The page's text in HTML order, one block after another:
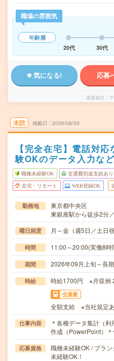
職場の雰囲気
年齢層
20代
30代
気になる! 応募
派遣会社
未読 掲載日 2026/08/09
【完全在宅】電話対
験OKのデータ入力など
職種未経験OK 交通費別途支給あり
在宅・リモート WEB登録OK
勤務地
東京都中央区
東銀座駅から徒歩2分
曜日頻度 月～金（週5日／土日
時間 11:00～20:00(実働8
期間 2026年09月上旬～長
時給 時給1700円 ※月収例
交通費
全額支給 ※当社規定
仕事内容
＊各種データ集計（
作成（PowerPoint）
応募資格
職種未経験OK / ブラ
未経験OK！